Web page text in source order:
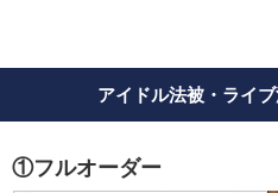
アイドル法被・ライ
①フルオーダー